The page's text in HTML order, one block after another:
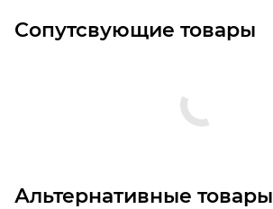
Сопутсвующие товары
Альтернативные товары